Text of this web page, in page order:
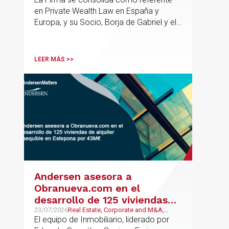
en Private Wealth Law en España y
Europa, y su Socio, Borja de Gabriel y el
profesionales clave del sector.
LEER MÁS >>
Andersen asesora a
Obranueva.com en el
desarrollo de 125 viviendas
de alquiler asequible en
Estepona por 43M€
23/07/2026Real Estate, Corporate and M&A,
Público y Regulatorio
El equipo de Inmobiliario, liderado por